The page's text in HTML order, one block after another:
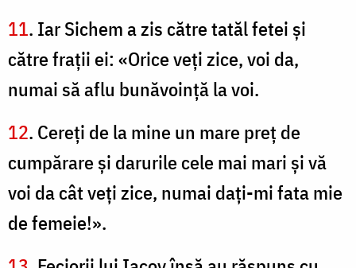
11. Iar Sichem a zis către tatăl fetei şi
către fraţii ei: «Orice veţi zice, voi da,
numai să aflu bunăvoinţă la voi.
12. Cereţi de la mine un mare preţ de
cumpărare şi darurile cele mai mari şi vă
voi da cât veţi zice, numai daţi-mi fata mie
de femeie!».